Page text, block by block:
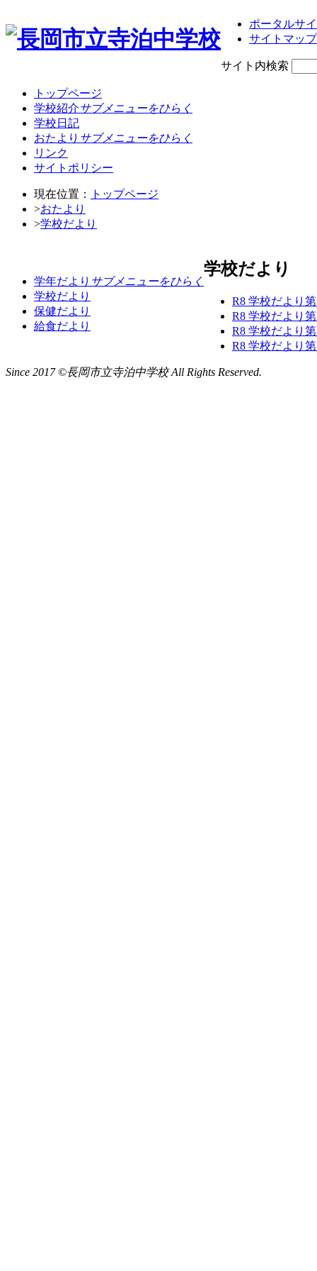
ポータルサ
サイトマップ
サイト内検索
トップページ
学校紹介サブメニューをひらく
学校日記
おたより サブメニューをひらく
リンク
サイトポリシー
現在位置：
トップページ
>おたより
>学校だより
学年だより サブメニューをひらく
学校だより
保健だより
給食だより
学校だより
R8 学校だより
R8 学校だより
R8 学校だより
R8 学校だより
Since 2017 ©長岡市立寺泊中学校 All Rights Reserved.